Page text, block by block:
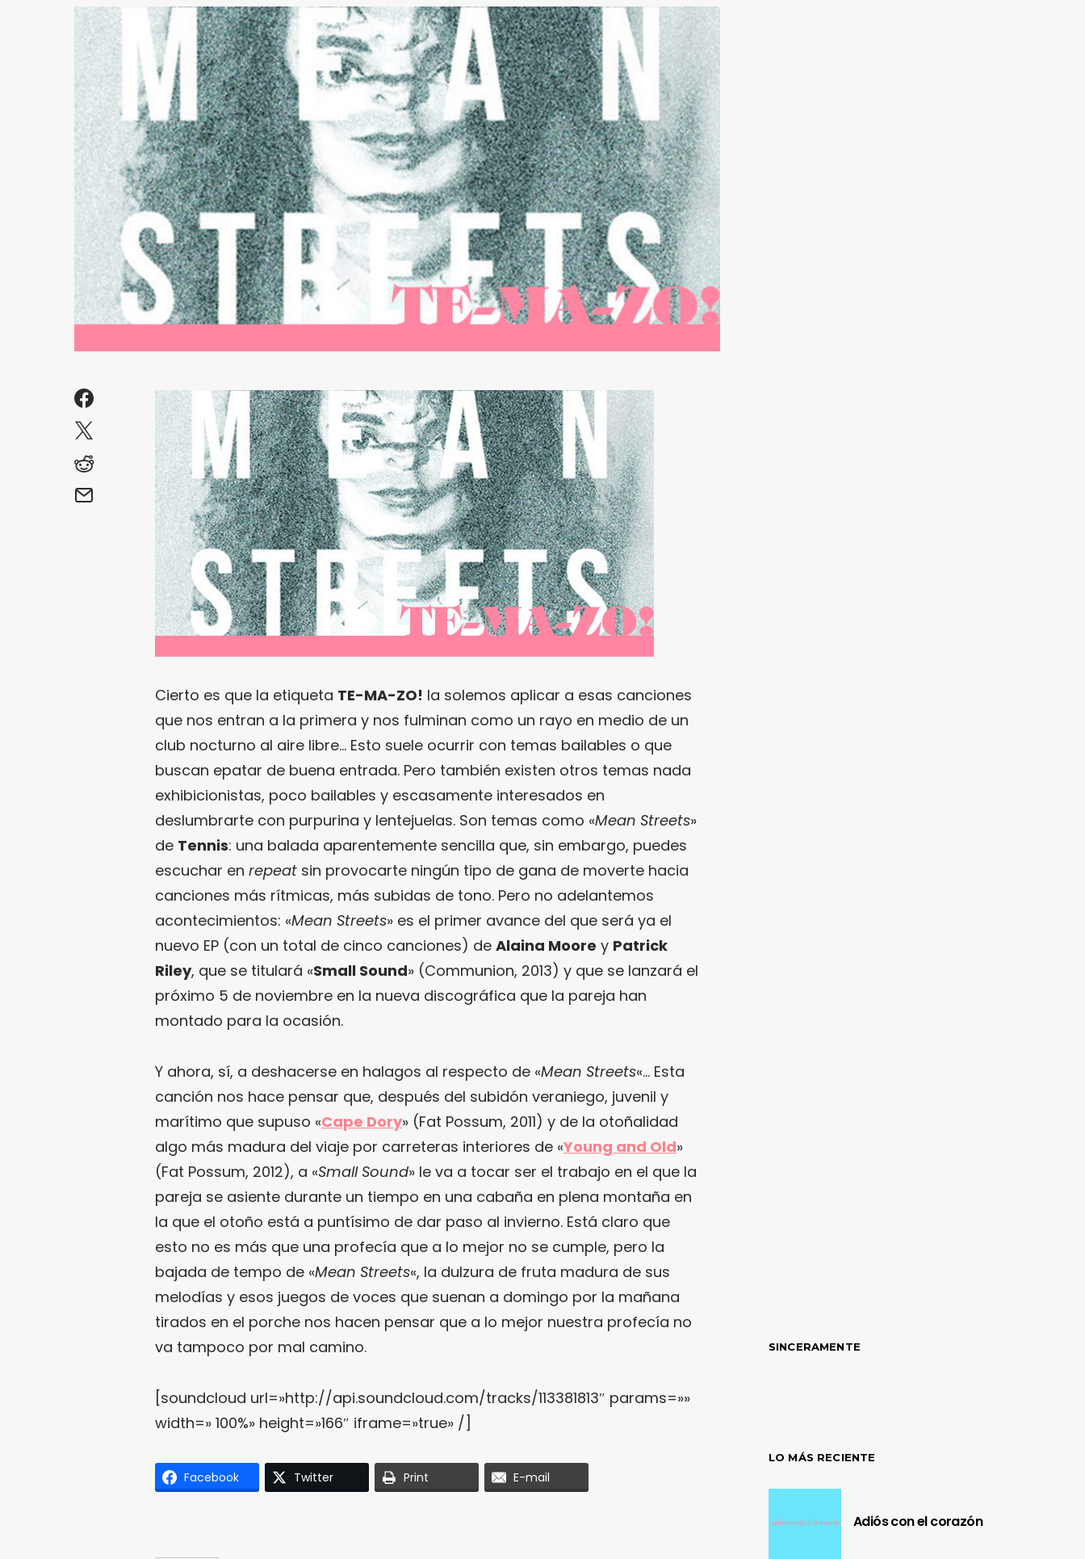
Cierto es que la etiqueta TE-MA-ZO! la solemos aplicar a esas canciones
que nos entran a la primera y nos fulminan como un rayo en medio de un
club nocturno al aire libre… Esto suele ocurrir con temas bailables o que
buscan epatar de buena entrada. Pero también existen otros temas nada
exhibicionistas, poco bailables y escasamente interesados en
deslumbrarte con purpurina y lentejuelas. Son temas como «Mean Streets»
de Tennis: una balada aparentemente sencilla que, sin embargo, puedes
escuchar en repeat sin provocarte ningún tipo de gana de moverte hacia
canciones más rítmicas, más subidas de tono. Pero no adelantemos
acontecimientos: «Mean Streets» es el primer avance del que será ya el
nuevo EP (con un total de cinco canciones) de Alaina Moore y Patrick
Riley, que se titulará «Small Sound» (Communion, 2013) y que se lanzará el
próximo 5 de noviembre en la nueva discográfica que la pareja han
montado para la ocasión.
Y ahora, sí, a deshacerse en halagos al respecto de «Mean Streets«… Esta
canción nos hace pensar que, después del subidón veraniego, juvenil y
marítimo que supuso «Cape Dory» (Fat Possum, 2011) y de la otoñalidad
algo más madura del viaje por carreteras interiores de «Young and Old»
(Fat Possum, 2012), a «Small Sound» le va a tocar ser el trabajo en el que la
pareja se asiente durante un tiempo en una cabaña en plena montaña en
la que el otoño está a puntísimo de dar paso al invierno. Está claro que
esto no es más que una profecía que a lo mejor no se cumple, pero la
bajada de tempo de «Mean Streets«, la dulzura de fruta madura de sus
melodías y esos juegos de voces que suenan a domingo por la mañana
tirados en el porche nos hacen pensar que a lo mejor nuestra profecía no
va tampoco por mal camino.
[soundcloud url=»http://api.soundcloud.com/tracks/113381813″ params=»»
width=» 100%» height=»166″ iframe=»true» /]
Facebook Twitter Print E-mail
SINCERAMENTE
LO MÁS RECIENTE
Adiós con el corazón